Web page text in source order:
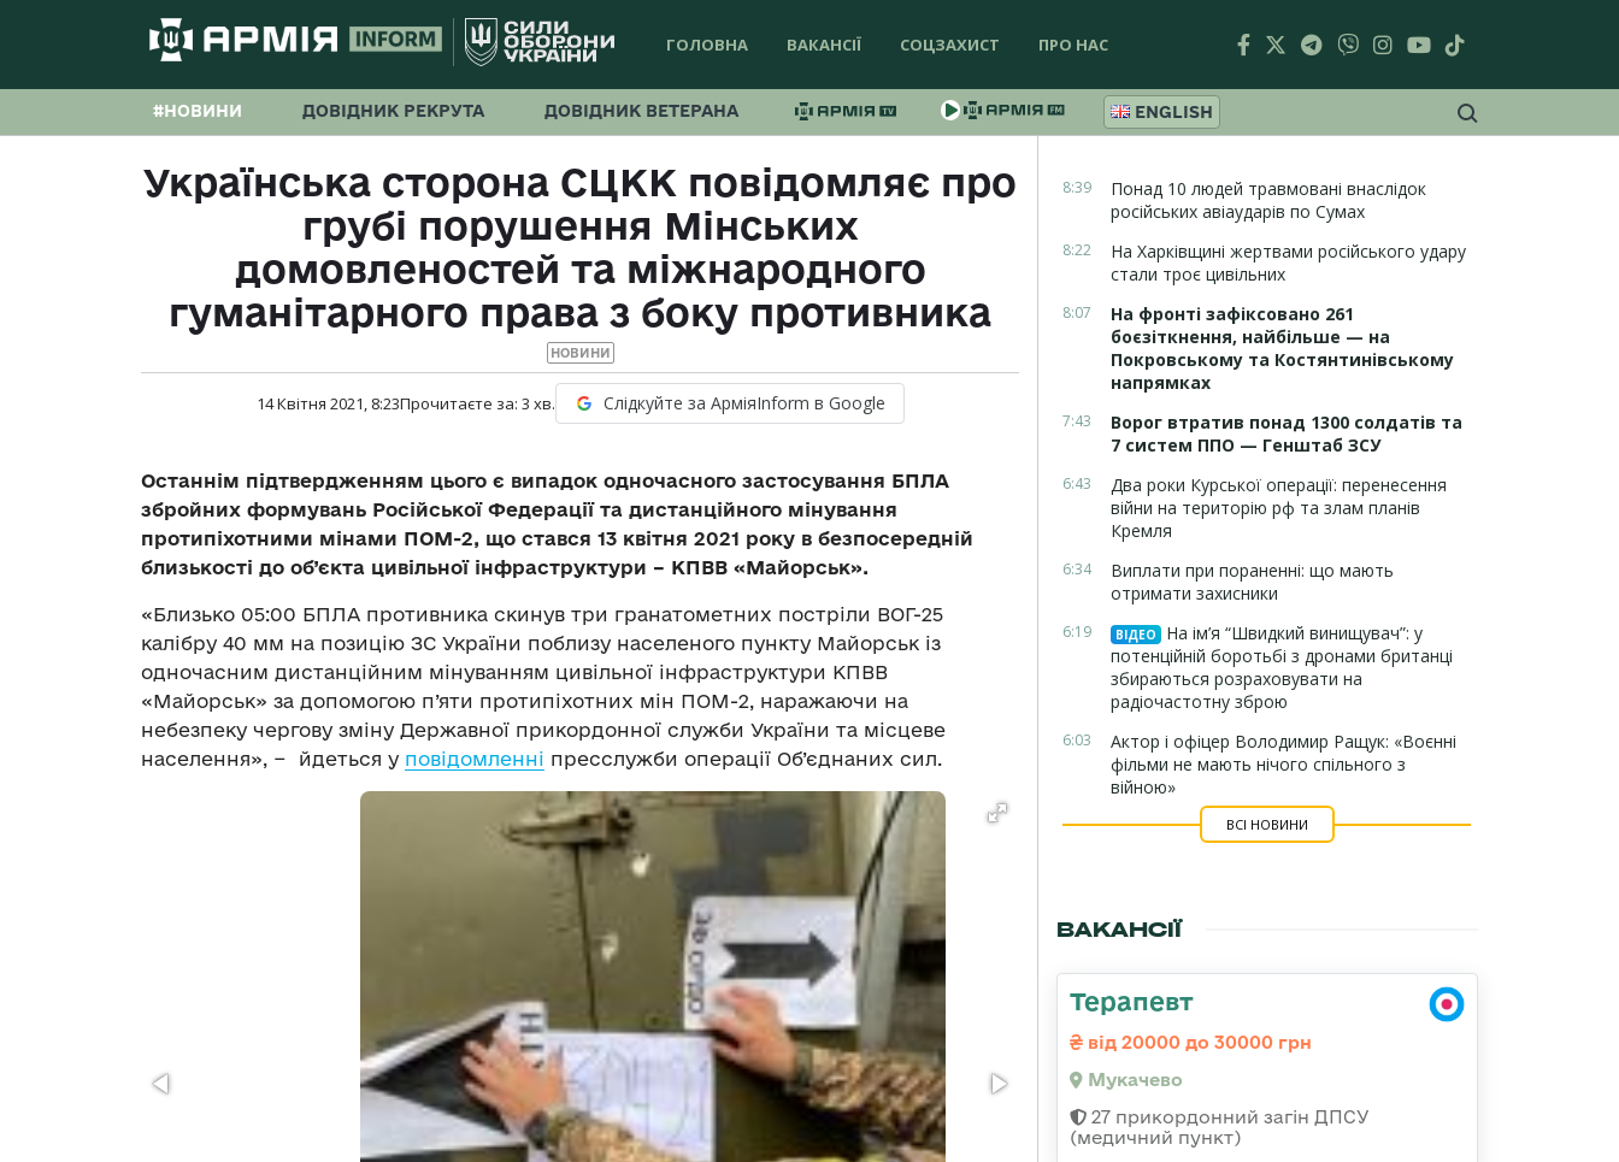
ГОЛОВНА ВАКАНСІЇ СОЦЗАХИСТ ПРО НАС
#НОВИНИ ДОВІДНИК РЕКРУТА ДОВІДНИК ВЕТЕРАНА ENGLISH
Українська сторона СЦКК повідомляє про
грубі порушення Мінських
домовленостей та міжнародного
гуманітарного права з боку противника
НОВИНИ
14 Квітня 2021, 8:23Прочитаєте за: 3 хв. Слідкуйте за АрміяInform в Google
Останнім підтвердженням цього є випадок одночасного застосування БПЛА
збройних формувань Російської Федерації та дистанційного мінування
протипіхотними мінами ПОМ-2, що стався 13 квітня 2021 року в безпосередній
близькості до об’єкта цивільної інфраструктури – КПВВ «Майорськ».
«Близько 05:00 БПЛА противника скинув три гранатометних постріли ВОГ-25
калібру 40 мм на позицію ЗС України поблизу населеного пункту Майорськ із
одночасним дистанційним мінуванням цивільної інфраструктури КПВВ
«Майорськ» за допомогою п’яти протипіхотних мін ПОМ-2, наражаючи на
небезпеку чергову зміну Державної прикордонної служби України та місцеве
населення», − йдеться у повідомленні пресслужби операції Об’єднаних сил.
8:39
Понад 10 людей травмовані внаслідок
російських авіаударів по Сумах
8:22
На Харківщині жертвами російського удару
стали троє цивільних
8:07
На фронті зафіксовано 261
боєзіткнення, найбільше — на
Покровському та Костянтинівському
напрямках
7:43
Ворог втратив понад 1300 солдатів та
7 систем ППО — Генштаб ЗСУ
6:43
Два роки Курської операції: перенесення
війни на територію рф та злам планів
Кремля
6:34
Виплати при пораненні: що мають
отримати захисники
6:19 ВІДЕО
На ім’я “Швидкий винищувач”: у
потенційній боротьбі з дронами британці
збираються розраховувати на
радіочастотну зброю
6:03
Актор і офіцер Володимир Ращук: «Воєнні
фільми не мають нічого спільного з
війною»
ВСІ НОВИНИ
ВАКАНСІЇ
Терапевт
від 20000 до 30000 грн
Мукачево
27 прикордонний загін ДПСУ
(медичний пункт)